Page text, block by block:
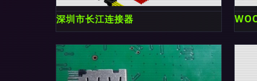
深圳市长江连接器